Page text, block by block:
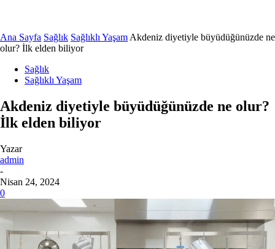
Ana Sayfa Sağlık Sağlıklı Yaşam Akdeniz diyetiyle büyüdüğünüzde ne
olur? İlk elden biliyor
Sağlık
Sağlıklı Yaşam
Akdeniz diyetiyle büyüdüğünüzde ne olur?
İlk elden biliyor
Yazar
admin
-
Nisan 24, 2024
0